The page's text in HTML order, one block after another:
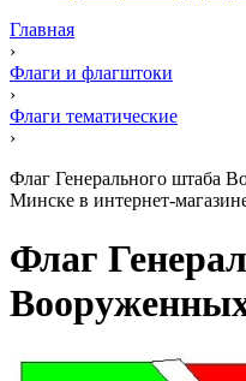
Главная
›
Флаги и флагштоки
›
Флаги тематические
›
Флаг Генерального штаба
Минске в интернет-
Флаг